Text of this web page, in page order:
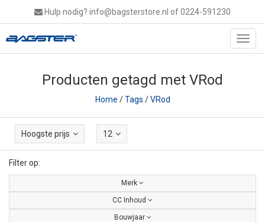
Hulp nodig? info@bagsterstore.nl of 0224-591230
Producten getagd met VRod
Home /Tags /VRod
Hoogste prijs 12
Filter op:
Merk
CC Inhoud
Bouwjaar